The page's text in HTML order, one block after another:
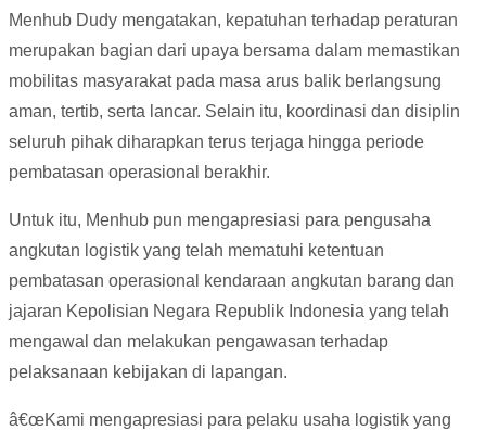
Menhub Dudy mengatakan, kepatuhan terhadap peraturan
merupakan bagian dari upaya bersama dalam memastikan
mobilitas masyarakat pada masa arus balik berlangsung
aman, tertib, serta lancar. Selain itu, koordinasi dan disiplin
seluruh pihak diharapkan terus terjaga hingga periode
pembatasan operasional berakhir.
Untuk itu, Menhub pun mengapresiasi para pengusaha
angkutan logistik yang telah mematuhi ketentuan
pembatasan operasional kendaraan angkutan barang dan
jajaran Kepolisian Negara Republik Indonesia yang telah
mengawal dan melakukan pengawasan terhadap
pelaksanaan kebijakan di lapangan.
â€œKami mengapresiasi para pelaku usaha logistik yang